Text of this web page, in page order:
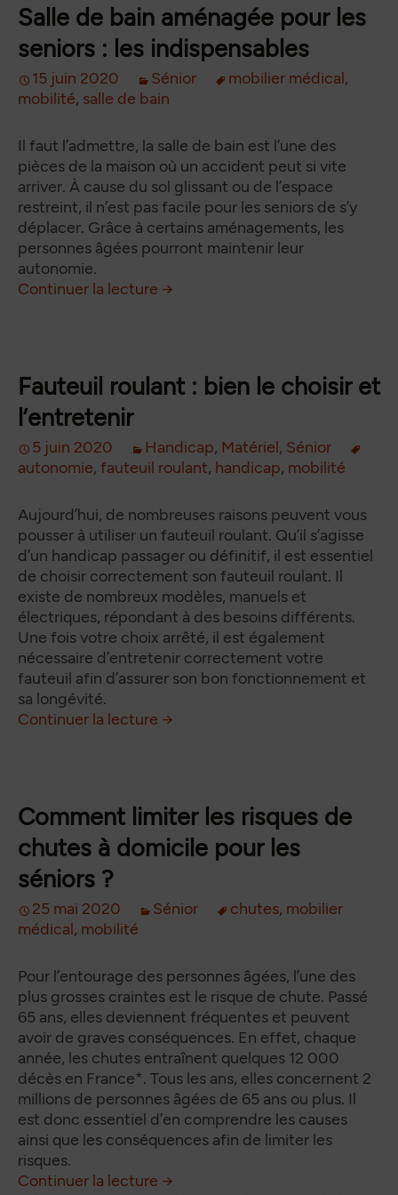
Salle de bain aménagée pour les
seniors : les indispensables
15 juin 2020 Sénior mobilier médical,
mobilité, salle de bain
Il faut l’admettre, la salle de bain est l’une des
pièces de la maison où un accident peut si vite
arriver. À cause du sol glissant ou de l’espace
restreint, il n’est pas facile pour les seniors de s’y
déplacer. Grâce à certains aménagements, les
personnes âgées pourront maintenir leur
autonomie.
Continuer la lecture de
→
Fauteuil roulant : bien le choisir et
l’entretenir
5 juin 2020 Handicap, Matériel, Sénior
autonomie, fauteuil roulant, handicap, mobilité
Aujourd’hui, de nombreuses raisons peuvent vous
pousser à utiliser un fauteuil roulant. Qu’il s’agisse
d’un handicap passager ou définitif, il est essentiel
de choisir correctement son fauteuil roulant. Il
existe de nombreux modèles, manuels et
électriques, répondant à des besoins différents.
Une fois votre choix arrêté, il est également
nécessaire d’entretenir correctement votre
fauteuil afin d’assurer son bon fonctionnement et
sa longévité.
Continuer la lecture de
→
Comment limiter les risques de
chutes à domicile pour les
séniors ?
25 mai 2020 Sénior chutes, mobilier
médical, mobilité
Pour l’entourage des personnes âgées, l’une des
plus grosses craintes est le risque de chute. Passé
65 ans, elles deviennent fréquentes et peuvent
avoir de graves conséquences. En effet, chaque
année, les chutes entraînent quelques 12 000
décès en France*. Tous les ans, elles concernent 2
millions de personnes âgées de 65 ans ou plus. Il
est donc essentiel d’en comprendre les causes
ainsi que les conséquences afin de limiter les
risques.
Continuer la lecture de
→